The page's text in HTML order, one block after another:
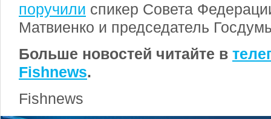
поручили спикер Совета
Матвиенко и председатель
Больше новостей читайте в
Fishnews.
Fishnews